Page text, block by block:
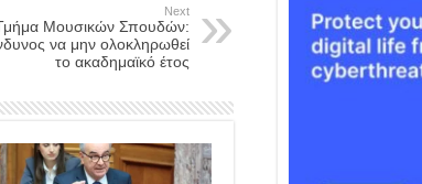
Next
Μουσικών Σπουδών:
να μην ολοκληρωθεί
το ακαδημαϊκό έτος